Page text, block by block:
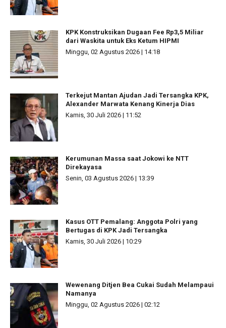
KPK Konstruksikan Dugaan Fee Rp3,5 Miliar
dari Waskita untuk Eks Ketum HIPMI
Minggu, 02 Agustus 2026 | 14:18
Terkejut Mantan Ajudan Jadi Tersangka KPK,
Alexander Marwata Kenang Kinerja Dias
Kamis, 30 Juli 2026 | 11:52
Kerumunan Massa saat Jokowi ke NTT
Direkayasa
Senin, 03 Agustus 2026 | 13:39
Kasus OTT Pemalang: Anggota Polri yang
Bertugas di KPK Jadi Tersangka
Kamis, 30 Juli 2026 | 10:29
Wewenang Ditjen Bea Cukai Sudah Melampaui
Namanya
Minggu, 02 Agustus 2026 | 02:12